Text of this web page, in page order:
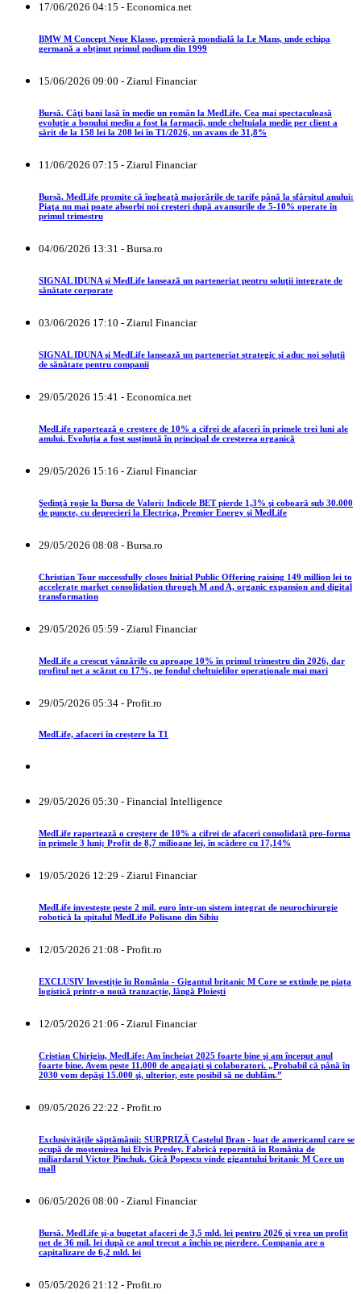
17/06/2026 04:15 - Economica.net
BMW M Concept Neue Klasse, premieră mondială la Le Mans, unde echipa
germană a obținut primul podium din 1999
15/06/2026 09:00 - Ziarul Financiar
Bursă. Câţi bani lasă în medie un român la MedLife. Cea mai spectaculoasă
evoluţie a bonului mediu a fost la farmacii, unde cheltuiala medie per client a
sărit de la 158 lei la 208 lei în T1/2026, un avans de 31,8%
11/06/2026 07:15 - Ziarul Financiar
Bursă. MedLife promite că îngheaţă majorările de tarife până la sfârşitul anului:
Piaţa nu mai poate absorbi noi creşteri după avansurile de 5-10% operate în
primul trimestru
04/06/2026 13:31 - Bursa.ro
SIGNAL IDUNA şi MedLife lansează un parteneriat pentru soluţii integrate de
sănătate corporate
03/06/2026 17:10 - Ziarul Financiar
SIGNAL IDUNA şi MedLife lansează un parteneriat strategic şi aduc noi soluţii
de sănătate pentru companii
29/05/2026 15:41 - Economica.net
MedLife raportează o creștere de 10% a cifrei de afaceri în primele trei luni ale
anului. Evoluția a fost susținută în principal de creșterea organică
29/05/2026 15:16 - Ziarul Financiar
Şedinţă roşie la Bursa de Valori: Indicele BET pierde 1,3% şi coboară sub 30.000
de puncte, cu deprecieri la Electrica, Premier Energy şi MedLife
29/05/2026 08:08 - Bursa.ro
Christian Tour successfully closes Initial Public Offering raising 149 million lei to
accelerate market consolidation through M and A, organic expansion and digital
transformation
29/05/2026 05:59 - Ziarul Financiar
MedLife a crescut vânzările cu aproape 10% în primul trimestru din 2026, dar
profitul net a scăzut cu 17%, pe fondul cheltuielilor operaţionale mai mari
29/05/2026 05:34 - Profit.ro
MedLife, afaceri în creștere la T1
29/05/2026 05:30 - Financial Intelligence
MedLife raportează o creștere de 10% a cifrei de afaceri consolidată pro-forma
în primele 3 luni; Profit de 8,7 milioane lei, în scădere cu 17,14%
19/05/2026 12:29 - Ziarul Financiar
MedLife investeşte peste 2 mil. euro într-un sistem integrat de neurochirurgie
robotică la spitalul MedLife Polisano din Sibiu
12/05/2026 21:08 - Profit.ro
EXCLUSIV Investiție în România - Gigantul britanic M Core se extinde pe piața
logistică printr-o nouă tranzacție, lângă Ploiești
12/05/2026 21:06 - Ziarul Financiar
Cristian Chirigiu, MedLife: Am încheiat 2025 foarte bine şi am început anul
foarte bine. Avem peste 11.000 de angajaţi şi colaboratori. „Probabil că până în
2030 vom depăşi 15.000 şi, ulterior, este posibil să ne dublăm.”
09/05/2026 22:22 - Profit.ro
Exclusivitățile săptămânii: SURPRIZĂ Castelul Bran - luat de americanul care se
ocupă de moștenirea lui Elvis Presley. Fabrică repornită în România de
miliardarul Victor Pinchuk. Gică Popescu vinde gigantului britanic M Core un
mall
06/05/2026 08:00 - Ziarul Financiar
Bursă. MedLife şi-a bugetat afaceri de 3,5 mld. lei pentru 2026 şi vrea un profit
net de 36 mil. lei după ce anul trecut a închis pe pierdere. Compania are o
capitalizare de 6,2 mld. lei
05/05/2026 21:12 - Profit.ro